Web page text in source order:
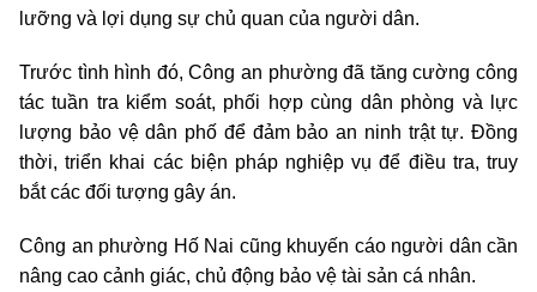
lưỡng và lợi dụng sự chủ quan của người dân.
Trước tình hình đó, Công an phường đã tăng cường công
tác tuần tra kiểm soát, phối hợp cùng dân phòng và lực
lượng bảo vệ dân phố để đảm bảo an ninh trật tự. Đồng
thời, triển khai các biện pháp nghiệp vụ để điều tra, truy
bắt các đối tượng gây án.
Công an phường Hố Nai cũng khuyến cáo người dân cần
nâng cao cảnh giác, chủ động bảo vệ tài sản cá nhân.